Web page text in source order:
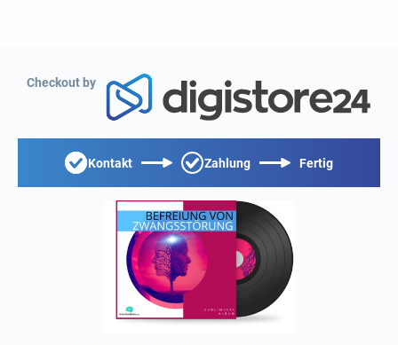
Checkout by
Kontakt Zahlung Fertig